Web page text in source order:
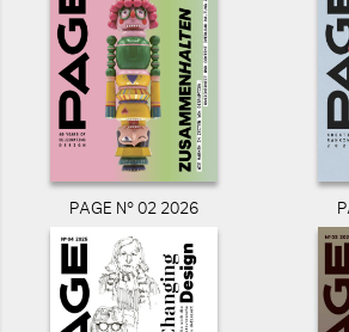
PAGE N° 02 2026